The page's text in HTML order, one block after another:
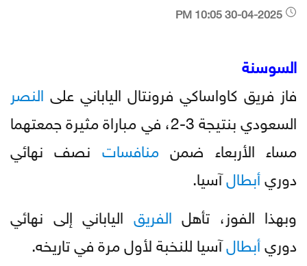
السوسنة
فاز فريق كاواساكي فرونتال الياباني على النصر
السعودي بنتيجة 3-2، في مباراة مثيرة جمعتهما
مساء الأربعاء ضمنمنافسات نصف نهائي
دوريأبطالآسيا.
وبهذا الفوز، تأهل الفريق الياباني إلى نهائي
دوريأبطالآسيا للنخبة لأول مرة في تاريخه.